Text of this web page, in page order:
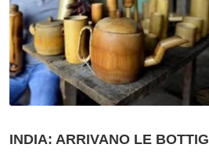
INDIA: ARRIVANO LE